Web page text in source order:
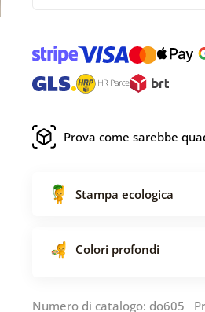
Prova come sarebbe
Stampa ecologica
Colori profondi
Numero di catalogo: do605